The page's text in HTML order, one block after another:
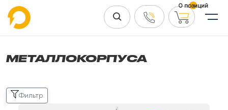
0 позиций
МЕТАЛЛОКОРПУСА
Фильтр